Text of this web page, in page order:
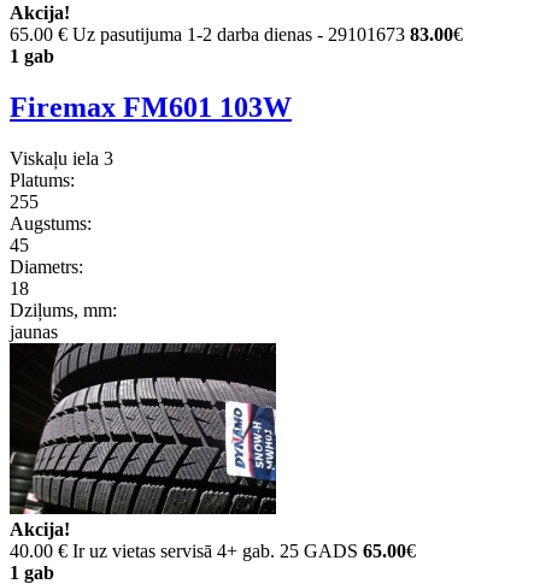
Akcija!
65.00 € Uz pasutijuma 1-2 darba dienas - 29101673 83.00€
1 gab
Firemax FM601 103W
Viskaļu iela 3
Platums:
255
Augstums:
45
Diametrs:
18
Dziļums, mm:
jaunas
Akcija!
40.00 € Ir uz vietas servisā 4+ gab. 25 GADS 65.00€
1 gab